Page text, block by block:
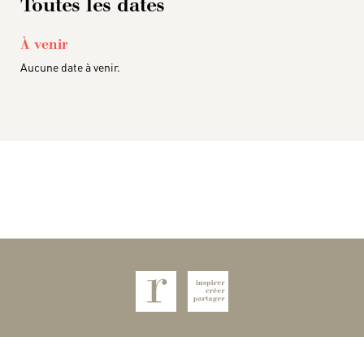
Toutes les dates
À venir
Aucune date à venir.